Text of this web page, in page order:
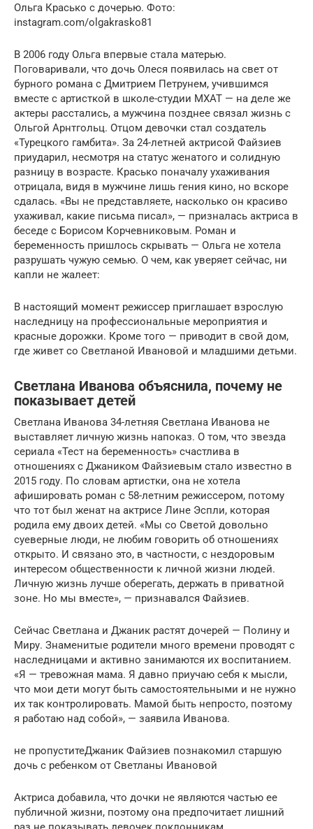
Ольга Красько с дочерью. Фото:
instagram.com/olgakrasko81
В 2006 году Ольга впервые стала матерью.
Поговаривали, что дочь Олеся появилась на свет от
бурного романа с Дмитрием Петрунем, учившимся
вместе с артисткой в школе-студии МХАТ — на деле же
актеры расстались, а мужчина позднее связал жизнь с
Ольгой Арнтгольц. Отцом девочки стал создатель
«Турецкого гамбита». За 24-летней актрисой Файзиев
приударил, несмотря на статус женатого и солидную
разницу в возрасте. Красько поначалу ухаживания
отрицала, видя в мужчине лишь гения кино, но вскоре
сдалась. «Вы не представляете, насколько он красиво
ухаживал, какие письма писал», — призналась актриса в
беседе с Борисом Корчевниковым. Роман и
беременность пришлось скрывать — Ольга не хотела
разрушать чужую семью. О чем, как уверяет сейчас, ни
капли не жалеет:
В настоящий момент режиссер приглашает взрослую
наследницу на профессиональные мероприятия и
красные дорожки. Кроме того — приводит в свой дом,
где живет со Светланой Ивановой и младшими детьми.
Светлана Иванова объяснила, почему не
показывает детей
Светлана Иванова 34-летняя Светлана Иванова не
выставляет личную жизнь напоказ. О том, что звезда
сериала «Тест на беременность» счастлива в
отношениях с Джаником Файзиевым стало известно в
2015 году. По словам артистки, она не хотела
афишировать роман с 58-летним режиссером, потому
что тот был женат на актрисе Лине Эспли, которая
родила ему двоих детей. «Мы со Светой довольно
суеверные люди, не любим говорить об отношениях
открыто. И связано это, в частности, с нездоровым
интересом общественности к личной жизни людей.
Личную жизнь лучше оберегать, держать в приватной
зоне. Но мы вместе», — признавался Файзиев.
Сейчас Светлана и Джаник растят дочерей — Полину и
Миру. Знаменитые родители много времени проводят с
наследницами и активно занимаются их воспитанием.
«Я — тревожная мама. Я давно приучаю себя к мысли,
что мои дети могут быть самостоятельными и не нужно
их так контролировать. Мамой быть непросто, поэтому
я работаю над собой», — заявила Иванова.
не пропуститеДжаник Файзиев познакомил старшую
дочь с ребенком от Светланы Ивановой
Актриса добавила, что дочки не являются частью ее
публичной жизни, поэтому она предпочитает лишний